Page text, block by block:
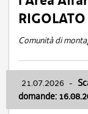
RIGOLATO
Comunità di
21.07.2026 -
domande: